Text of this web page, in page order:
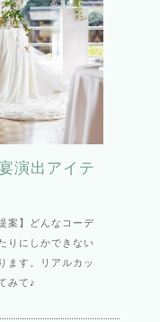
演出アイテ
案】どんなコーデ
りにしかできない
ます。リアルカッ
みて♪